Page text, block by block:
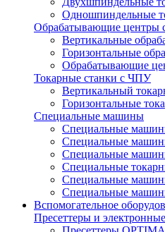
Одношпиндельные
Обрабатывающие центры
Вертикальные
Горизонтальные
Обрабатывающие
Токарные станки с ЧПУ
Вертикальный
Горизонтальные
Специальные машины
Специальные
Специальные
Специальные
Специальные
Специальные
Специальные
Вспомогательное
Пресеттеры и